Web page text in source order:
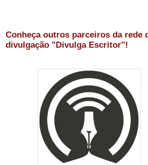
Conheça outros parceiros da rede
divulgação "Divulga Escritor"!